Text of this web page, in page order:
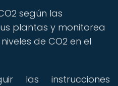
según las
plantas y monitorea
de CO2 en el
las instrucciones